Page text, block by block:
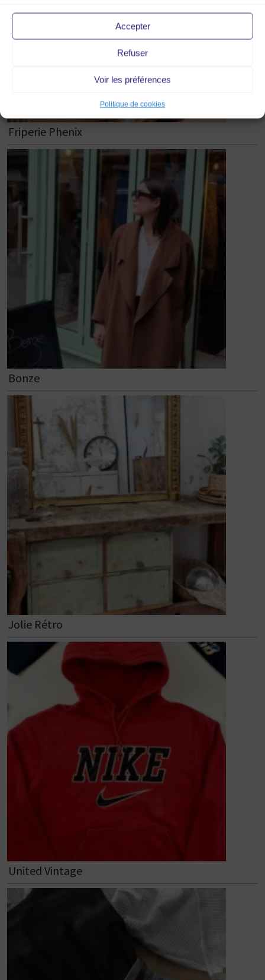
Accepter
Refuser
Voir les préférences
Politique de cookies
Friperie Phenix
Bonze
Jolie Rétro
United Vintage